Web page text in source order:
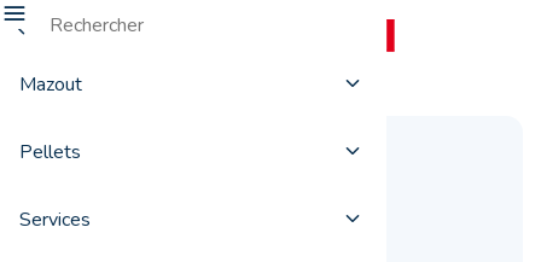
Mazout
Pellets
Services